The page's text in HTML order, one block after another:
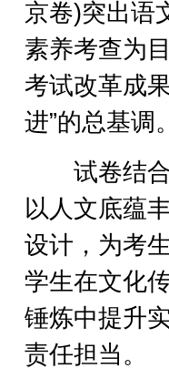
京卷)突出语
素养考查为
考试改革成
进”的总基调。
试卷结合
以人文底蕴
设计，为考
学生在文化
锤炼中提升
责任担当。